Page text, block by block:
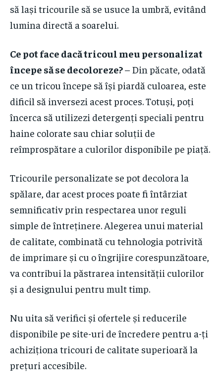
să lași tricourile să se usuce la umbră, evitând
lumina directă a soarelui.
Ce pot face dacă tricoul meu personalizat
începe să se decoloreze?– Din păcate, odată
ce un tricou începe să își piardă culoarea, este
dificil să inversezi acest proces. Totuși, poți
încerca să utilizezi detergenți speciali pentru
haine colorate sau chiar soluții de
reîmprospătare a culorilor disponibile pe piață.
Tricourile personalizate se pot decolora la
spălare, dar acest proces poate fi întârziat
semnificativ prin respectarea unor reguli
simple de întreținere. Alegerea unui material
de calitate, combinată cu tehnologia potrivită
de imprimare și cu o îngrijire corespunzătoare,
va contribui la păstrarea intensității culorilor
și a designului pentru mult timp.
Nu uita să verifici și ofertele și reducerile
disponibile pe site-uri de încredere pentru a-ți
achiziționa tricouri de calitate superioară la
prețuri accesibile.